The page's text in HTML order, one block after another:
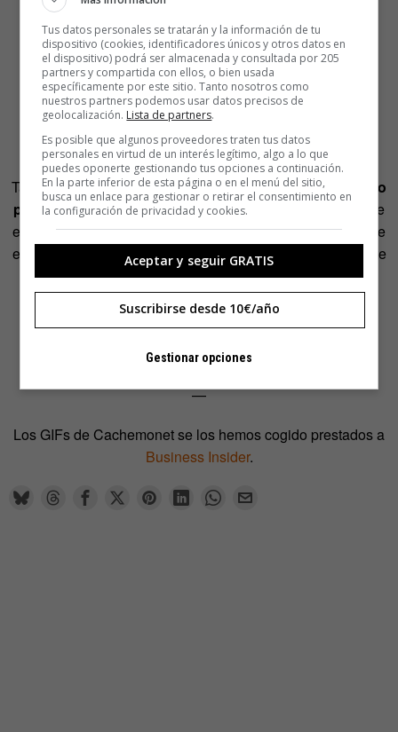
También constituye una exaltación necesaria delGIF como
pieza de arte hipstery como elemento gráfico reducido de
expresión en la red. Si, además, esos GIFs son del nivel de
este, inspirado en el anuncio de Loterías, de lo único que te
quedan ganas es de retirarte de esto porque YA ESTÁ
TODO HECHO.
Autor: Grumos http://grumosporfavor.tumblr.com/
—
Los GIFs de Cachemonet se los hemos cogido prestados a
Business Insider.
Tus datos personales se tratarán y la información de tu
dispositivo (cookies, identificadores únicos y otros datos en
el dispositivo) podrá ser almacenada y consultada por 205
partners y compartida con ellos, o bien usada
específicamente por este sitio. Tanto nosotros como
nuestros partners podemos usar datos precisos de
geolocalización. Lista de partners.
Es posible que algunos proveedores traten tus datos
personales en virtud de un interés legítimo, algo a lo que
puedes oponerte gestionando tus opciones a continuación.
En la parte inferior de esta página o en el menú del sitio,
busca un enlace para gestionar o retirar el consentimiento en
la configuración de privacidad y cookies.
Aceptar y seguir GRATIS
Suscribirse desde 10€/año
Gestionar opciones